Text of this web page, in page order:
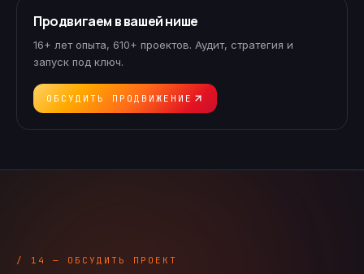
Продвигаем в вашей нише
16+ лет опыта, 610+ проектов. Аудит, стратегия и
запуск под ключ.
ОБСУДИТЬ ПРОДВИЖЕНИЕ
/ 14 — ОБСУДИТЬ ПРОЕКТ